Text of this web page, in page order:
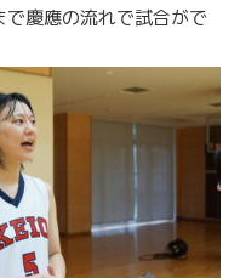
慶應の流れで試合がで